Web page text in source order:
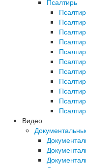
Псалтирь
Видео